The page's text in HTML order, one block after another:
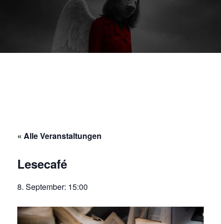
« Alle Veranstaltungen
Lesecafé
8. September: 15:00